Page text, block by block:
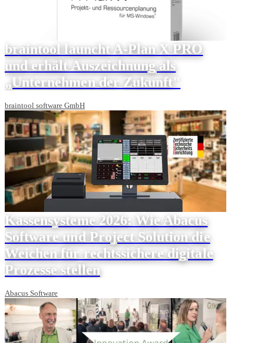
braintool launcht A-Plan X PRO
und erhält Auszeichnung als
„Unternehmen der Zukunft"
braintool software GmbH
Kassensysteme 2026: Wie Abacus
Software und Project Solution die
Weichen für rechtssichere digitale
Prozesse stellen
Abacus Software